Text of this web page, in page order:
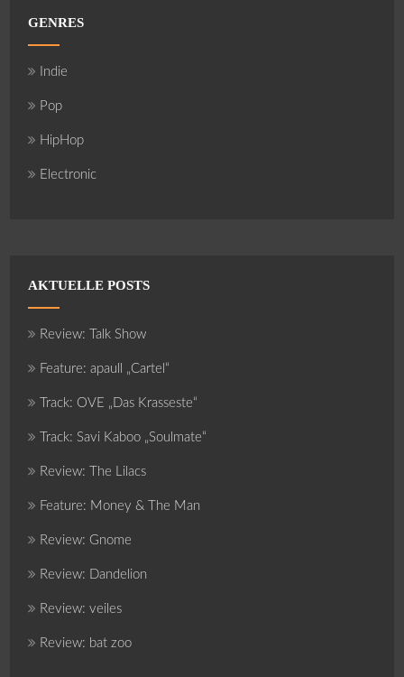
GENRES
Indie
Pop
HipHop
Electronic
AKTUELLE POSTS
Review: Talk Show
Feature: apaull „Cartel“
Track: OVE „Das Krasseste“
Track: Savi Kaboo „Soulmate“
Review: The Lilacs
Feature: Money & The Man
Review: Gnome
Review: Dandelion
Review: veiles
Review: bat zoo